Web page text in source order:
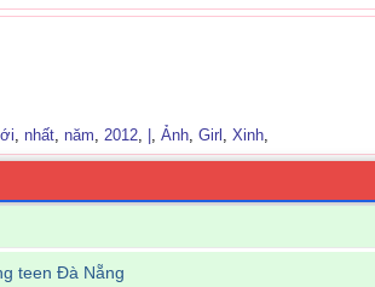
, nhất, năm, 2012, , Ảnh, Girl , Xinh,
teen Đà Nẵng